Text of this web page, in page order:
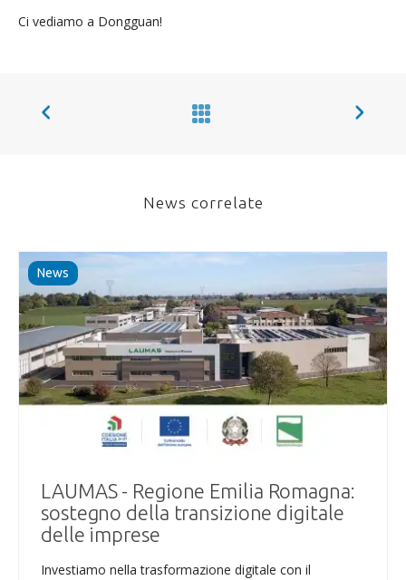
Ci vediamo a Dongguan!
News correlate
News
LAUMAS - Regione Emilia Romagna:
sostegno della transizione digitale
delle imprese
Investiamo nella trasformazione digitale con il